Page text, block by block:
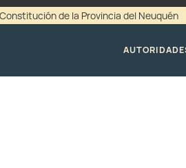
de la Provincia del Neuquén